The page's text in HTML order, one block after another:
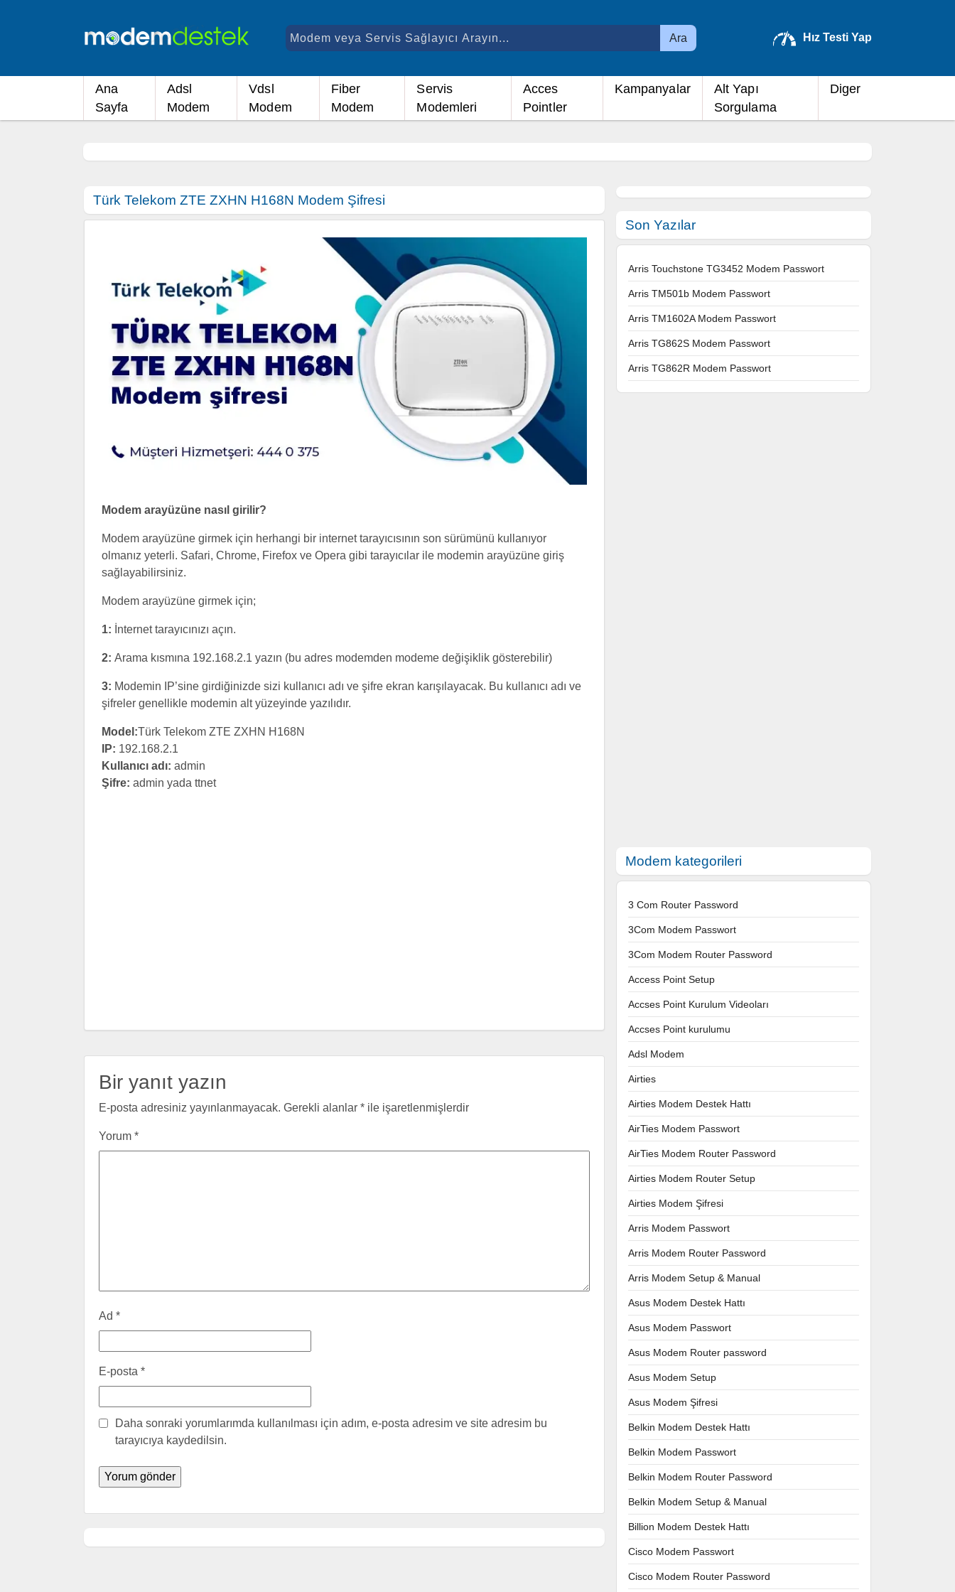
Ara Hız Testi Yap
Ana
Sayfa
Adsl
Modem
Vdsl
Modem
Fiber
Modem
Servis
Modemleri
Acces
Pointler
Kampanyalar
Alt Yapı
Sorgulama
Diger
Türk Telekom ZTE ZXHN H168N Modem Şifresi
Modem arayüzüne nasıl girilir?
Modem arayüzüne girmek için herhangi bir internet tarayıcısının son sürümünü kullanıyor
olmanız yeterli. Safari, Chrome, Firefox ve Opera gibi tarayıcılar ile modemin arayüzüne giriş
sağlayabilirsiniz.
Modem arayüzüne girmek için;
1: İnternet tarayıcınızı açın.
2: Arama kısmına 192.168.2.1 yazın (bu adres modemden modeme değişiklik gösterebilir)
3: Modemin IP’sine girdiğinizde sizi kullanıcı adı ve şifre ekran karışılayacak. Bu kullanıcı adı ve
şifreler genellikle modemin alt yüzeyinde yazılıdır.
Model:Türk Telekom ZTE ZXHN H168N
IP: 192.168.2.1
Kullanıcı adı: admin
Şifre: admin yada ttnet
Bir yanıt yazın
E-posta adresiniz yayınlanmayacak. Gerekli alanlar * ile işaretlenmişlerdir
Yorum *
Ad *
E-posta *
Daha sonraki yorumlarımda kullanılması için adım, e-posta adresim ve site adresim bu
tarayıcıya kaydedilsin.
Son Yazılar
Arris Touchstone TG3452 Modem Passwort
Arris TM501b Modem Passwort
Arris TM1602A Modem Passwort
Arris TG862S Modem Passwort
Arris TG862R Modem Passwort
Modem kategorileri
3 Com Router Password
3Com Modem Passwort
3Com Modem Router Password
Access Point Setup
Accses Point Kurulum Videoları
Accses Point kurulumu
Adsl Modem
Airties
Airties Modem Destek Hattı
AirTies Modem Passwort
AirTies Modem Router Password
Airties Modem Router Setup
Airties Modem Şifresi
Arris Modem Passwort
Arris Modem Router Password
Arris Modem Setup & Manual
Asus Modem Destek Hattı
Asus Modem Passwort
Asus Modem Router password
Asus Modem Setup
Asus Modem Şifresi
Belkin Modem Destek Hattı
Belkin Modem Passwort
Belkin Modem Router Password
Belkin Modem Setup & Manual
Billion Modem Destek Hattı
Cisco Modem Passwort
Cisco Modem Router Password